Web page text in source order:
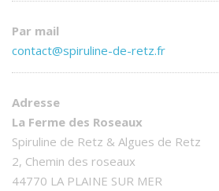
Par mail
contact@spiruline-de-retz.fr
Adresse
La Ferme des Roseaux
Spiruline de Retz & Algues de Retz
2, Chemin des roseaux
44770 LA PLAINE SUR MER